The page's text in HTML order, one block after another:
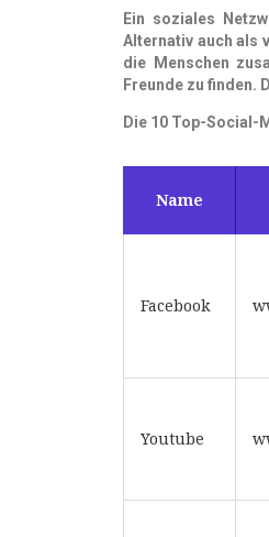
Ein soziales
Alternativ auch als
die Menschen
Freunde zu finden.
Die 10 Top-Social-
Name
Facebook
Youtube